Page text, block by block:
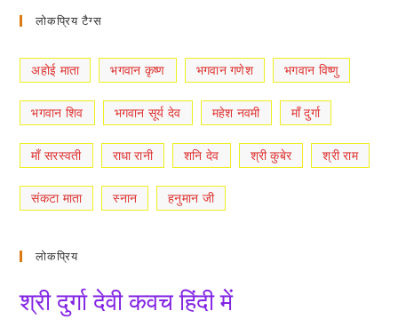
लोकप्रिय टैग्स
अहोई माता भगवान कृष्ण भगवान गणेश भगवान विष्णु
भगवान शिव भगवान सूर्य देव महेश नवमी माँ दुर्गा
माँ सरस्वती राधा रानी शनि देव श्री कुबेर श्री राम
संकटा माता स्नान हनुमान जी
लोकप्रिय
श्री दुर्गा देवी कवच हिंदी में